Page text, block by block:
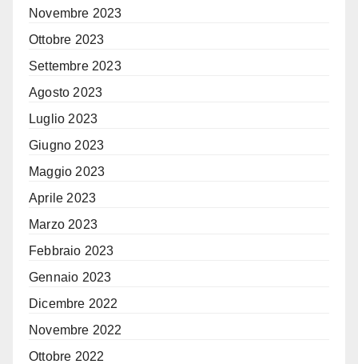
Novembre 2023
Ottobre 2023
Settembre 2023
Agosto 2023
Luglio 2023
Giugno 2023
Maggio 2023
Aprile 2023
Marzo 2023
Febbraio 2023
Gennaio 2023
Dicembre 2022
Novembre 2022
Ottobre 2022